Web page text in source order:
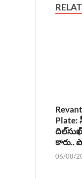
Plate:
కారు..
06/08/